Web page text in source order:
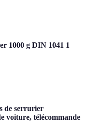
1000 g DIN 1041 1
de serrurier
voiture, télécommande